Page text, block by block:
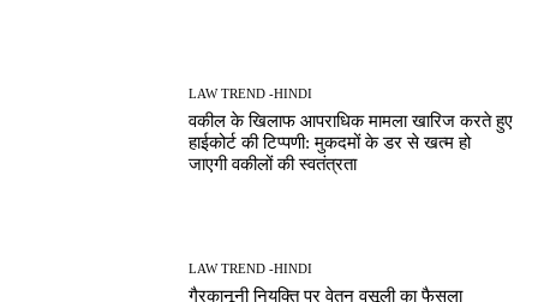
LAW TREND -HINDI
वकील के खिलाफ आपराधिक मामला खारिज करते हुए
हाईकोर्ट की टिप्पणी: मुकदमों के डर से खत्म हो
जाएगी वकीलों की स्वतंत्रता
LAW TREND -HINDI
गैरकानूनी नियुक्ति पर वेतन वसूली का फैसला